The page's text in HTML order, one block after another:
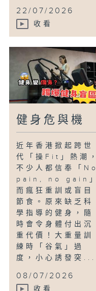
22/07/2026
收看
健身危與機
近年香港掀起跨世
代「操Fit」熱潮，
不少人都信奉「No
pain, no gain」
而瘋狂重訓或盲目
節食。原來缺乏科
學指導的健身，隨
時會令身體付出沉
重代價！大重量訓
練時「谷氣」過
度，小心誘發突...
08/07/2026
收看